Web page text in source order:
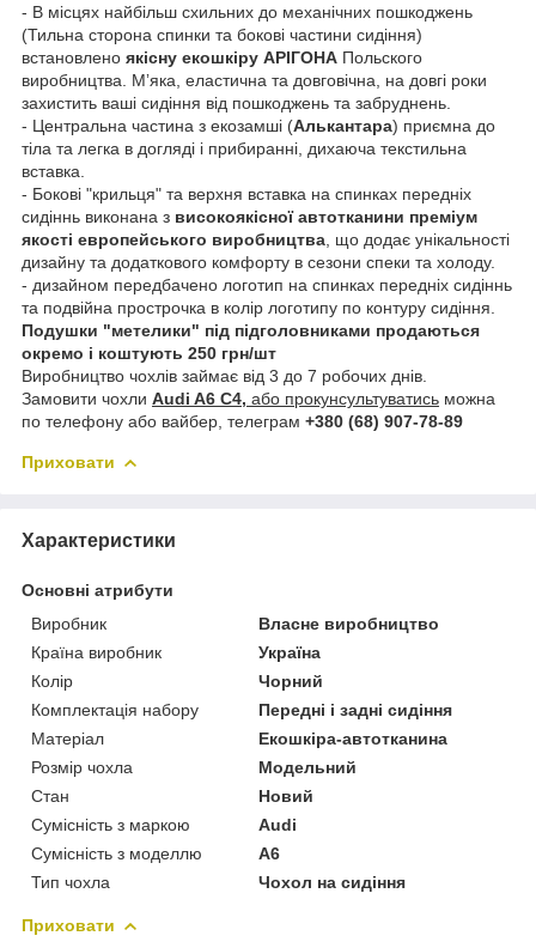
- В місцях найбільш схильних до механічних пошкоджень
(Тильна сторона спинки та бокові частини сидіння)
встановлено якісну екошкіру АРІГОНА Польского
виробництва. Мʼяка, еластична та довговічна, на довгі роки
захистить ваші сидіння від пошкоджень та забруднень.
- Центральна частина з екозамші (Алькантара) приємна до
тіла та легка в догляді і прибиранні, дихаюча текстильна
вставка.
- Бокові "крильця" та верхня вставка на спинках передніх
сидіннь виконана з високоякісної автотканини преміум
якості европейського виробництва , що додає унікальності
дизайну та додаткового комфорту в сезони спеки та холоду.
- дизайном передбачено логотип на спинках передніх сидіннь
та подвійна прострочка в колір логотипу по контуру сидіння.
Подушки "метелики" під підголовниками продаються
окремо і коштують 250 грн/шт
Виробництво чохлів займає від 3 до 7 робочих днів.
Замовити чохли Audi A6 C4, або прокунсультуватись можна
по телефону або вайбер, телеграм +380 (68) 907-78-89
Приховати
Характеристики
Основні атрибути
Виробник
Власне виробництво
Країна виробник
Україна
Колір
Чорний
Комплектація набору
Передні і задні сидіння
Матеріал
Екошкіра-автотканина
Розмір чохла
Модельний
Стан
Новий
Сумісність з маркою
Audi
Сумісність з моделлю
A6
Тип чохла
Чохол на сидіння
Приховати